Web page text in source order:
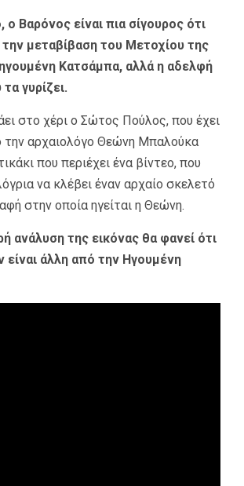
ο Βαρόνος είναι πια σίγουρος ότι
μεταβίβαση του Μετοχίου της
Κατσάμπα, αλλά η αδελφή
γυρίζει.
στο χέρι ο Σώτος Πούλος, που έχει
την αρχαιολόγο Θεώνη Μπαλούκα
που περιέχει ένα βίντεο, που
να κλέβει έναν αρχαίο σκελετό
στην οποία ηγείται η Θεώνη.
ανάλυση της εικόνας θα φανεί ότι
είναι άλλη από την Ηγουμένη